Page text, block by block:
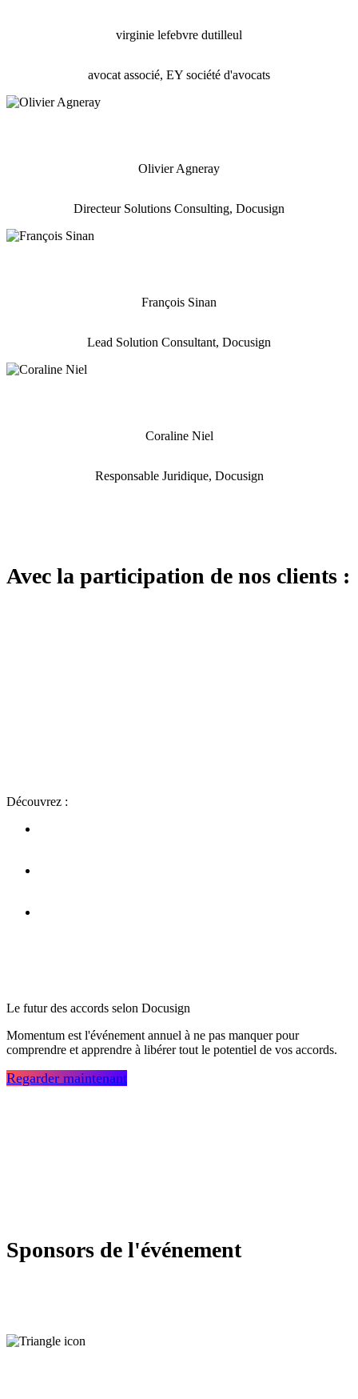
virginie lefebvre dutilleul
avocat associé, EY société d'avocats
Olivier Agneray
Directeur Solutions Consulting, Docusign
François Sinan
Lead Solution Consultant, Docusign
Coraline Niel
Responsable Juridique, Docusign
Avec la participation de nos clients :
Découvrez :
Le futur des accords selon Docusign
Momentum est l'événement annuel à ne pas manquer pour
comprendre et apprendre à libérer tout le potentiel de vos accords.
Regarder maintenant
Sponsors de l'événement